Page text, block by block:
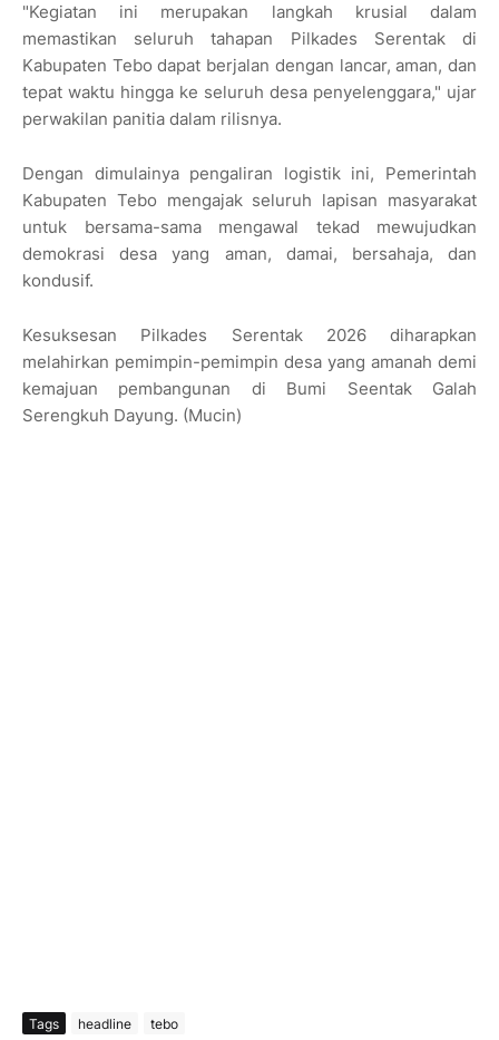
​"Kegiatan ini merupakan langkah krusial dalam
memastikan seluruh tahapan Pilkades Serentak di
Kabupaten Tebo dapat berjalan dengan lancar, aman, dan
tepat waktu hingga ke seluruh desa penyelenggara," ujar
perwakilan panitia dalam rilisnya.
​Dengan dimulainya pengaliran logistik ini, Pemerintah
Kabupaten Tebo mengajak seluruh lapisan masyarakat
untuk bersama-sama mengawal tekad mewujudkan
demokrasi desa yang aman, damai, bersahaja, dan
kondusif.
Kesuksesan Pilkades Serentak 2026 diharapkan
melahirkan pemimpin-pemimpin desa yang amanah demi
kemajuan pembangunan di Bumi Seentak Galah
Serengkuh Dayung. (Mucin)
Tags headline tebo